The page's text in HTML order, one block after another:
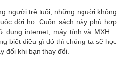
người trẻ tuổi, những người không
đời họ. Cuốn sách này phù hợp
dụng internet, máy tính và MXH…
biết điều gì đó thì chúng ta sẽ học
đổi khi bạn thay đổi.